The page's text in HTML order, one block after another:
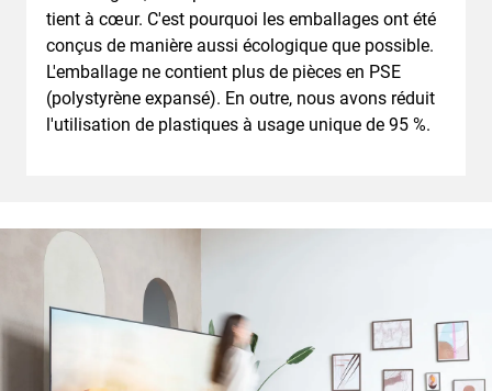
tient à cœur. C'est pourquoi les emballages ont été
conçus de manière aussi écologique que possible.
L'emballage ne contient plus de pièces en PSE
(polystyrène expansé). En outre, nous avons réduit
l'utilisation de plastiques à usage unique de 95 %.